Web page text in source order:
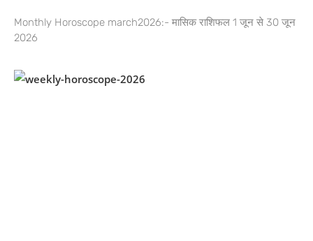
Monthly Horoscope march2026:- मासिक राशिफल 1 जून से 30 जून
2026